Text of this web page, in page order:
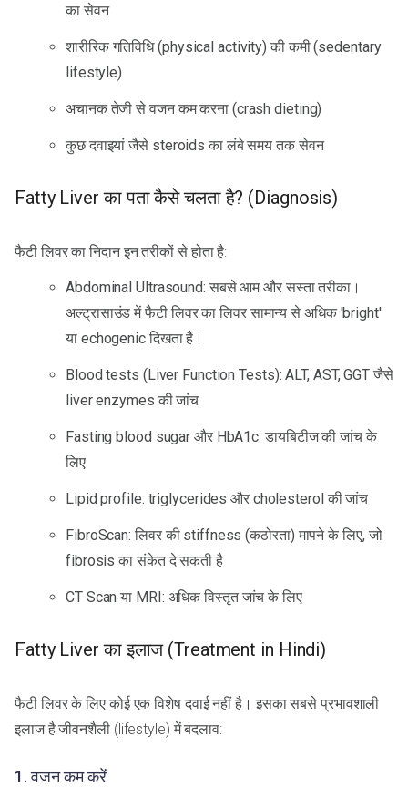
का सेवन
शारीरिक गतिविधि (physical activity) की कमी (sedentary
lifestyle)
अचानक तेजी से वजन कम करना (crash dieting)
कुछ दवाइयां जैसे steroids का लंबे समय तक सेवन
Fatty Liver का पता कैसे चलता है? (Diagnosis)
फैटी लिवर का निदान इन तरीकों से होता है:
Abdominal Ultrasound: सबसे आम और सस्ता तरीका।
अल्ट्रासाउंड में फैटी लिवर का लिवर सामान्य से अधिक 'bright'
या echogenic दिखता है।
Blood tests (Liver Function Tests): ALT, AST, GGT जैसे
liver enzymes की जांच
Fasting blood sugar और HbA1c: डायबिटीज की जांच के
लिए
Lipid profile: triglycerides और cholesterol की जांच
FibroScan: लिवर की stiffness (कठोरता) मापने के लिए, जो
fibrosis का संकेत दे सकती है
CT Scan या MRI: अधिक विस्तृत जांच के लिए
Fatty Liver का इलाज (Treatment in Hindi)
फैटी लिवर के लिए कोई एक विशेष दवाई नहीं है। इसका सबसे प्रभावशाली
इलाज है जीवनशैली (lifestyle) में बदलाव:
1. वजन कम करें